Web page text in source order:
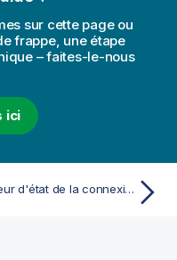
sur cette page ou
frappe, une étape
– faites-le-nous
ici
Erreur d'état de la connexion